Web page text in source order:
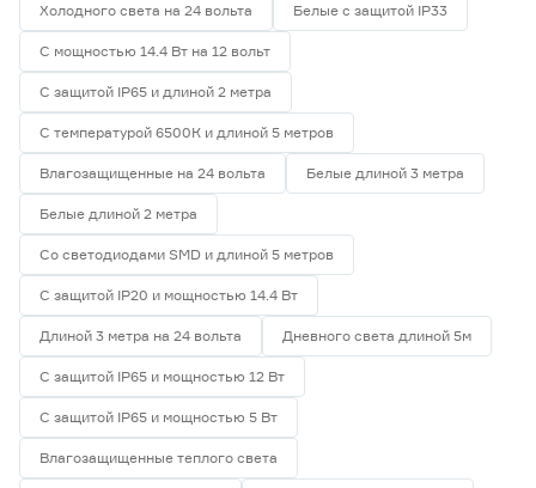
Холодного света на 24 вольта Белые с защитой IP33
С мощностью 14.4 Вт на 12 вольт
С защитой IP65 и длиной 2 метра
С температурой 6500К и длиной 5 метров
Влагозащищенные на 24 вольта Белые длиной 3 метра
Белые длиной 2 метра
Со светодиодами SMD и длиной 5 метров
С защитой IP20 и мощностью 14.4 Вт
Длиной 3 метра на 24 вольта Дневного света длиной 5м
С защитой IP65 и мощностью 12 Вт
С защитой IP65 и мощностью 5 Вт
Влагозащищенные теплого света